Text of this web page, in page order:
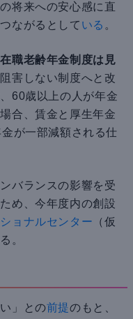
将来への安心感に直
ながるとして いる 。
在職老齢年金制度は見
害しない制度へと改
60歳以上の人が年金
合、賃金と厚生年金
が一部減額される仕
バランスの影響を受
め、今年度内の創設
ョナルセンター （仮
。
」との前提のもと、